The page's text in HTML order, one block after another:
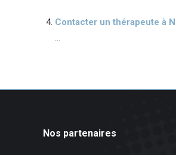
Contacter un thérapeute à
...
Nos partenaires